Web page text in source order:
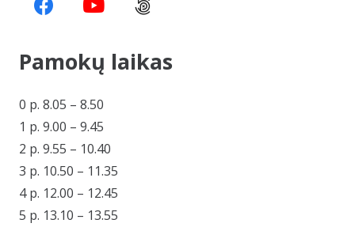
Pamokų laikas
0 p. 8.05 – 8.50
1 p. 9.00 – 9.45
2 p. 9.55 – 10.40
3 p. 10.50 – 11.35
4 p. 12.00 – 12.45
5 p. 13.10 – 13.55